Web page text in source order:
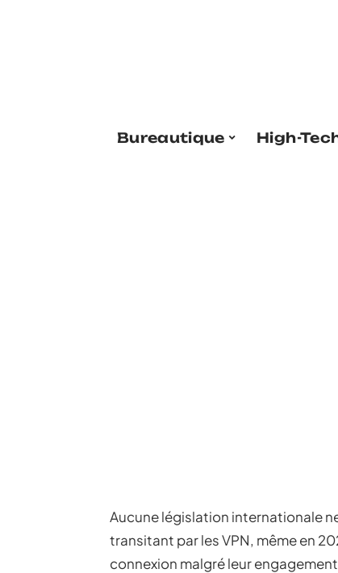
Bureautique High-
Aucune législation internationale
transitant par les VPN, même en
connexion malgré leur